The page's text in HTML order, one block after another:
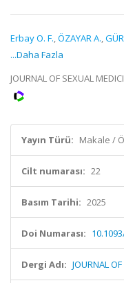
Erbay O. F.,ÖZAYAR A.,
...Daha Fazla
JOURNAL OF SEXUAL
Yayın Türü: Makale /
Cilt numarası: 22
Basım Tarihi: 2025
Doi Numarası:
Dergi Adı: JOURNAL